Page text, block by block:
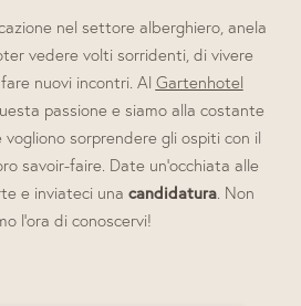
nel settore alberghiero, anela
vedere volti sorridenti, di vivere
nuovi incontri. Al Gartenhotel
passione e siamo alla costante
vogliono sorprendere gli ospiti con il
savoir-faire. Date un’occhiata alle
e inviateci una candidatura. Non
l’ora di conoscervi!